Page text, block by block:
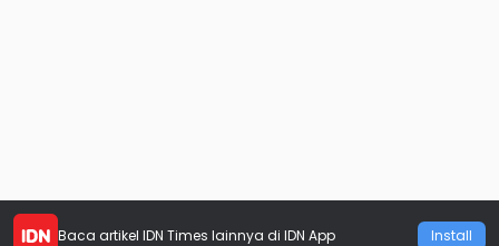
Baca artikel IDN Times lainnya di IDN App Install